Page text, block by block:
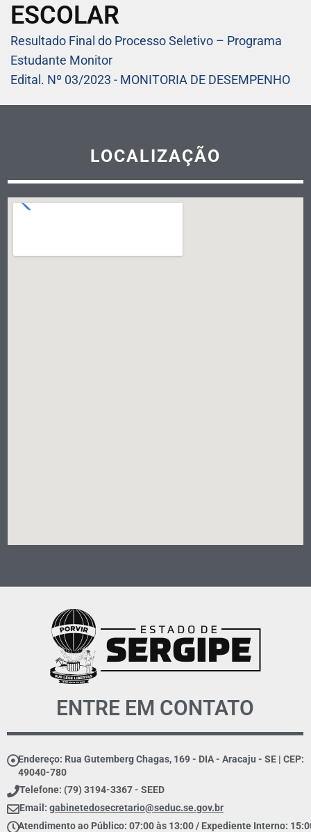
ESCOLAR
Resultado Final do Processo Seletivo – Programa
Estudante Monitor
Edital. Nº 03/2023 - MONITORIA DE DESEMPENHO
LOCALIZAÇÃO
ENTRE EM CONTATO
Endereço: Rua Gutemberg Chagas, 169 - DIA - Aracaju - SE | CEP:
49040-780
Telefone: (79) 3194-3367 - SEED
Email: gabinetedosecretario@seduc.se.gov.br
Atendimento ao Público: 07:00 às 13:00 / Expediente Interno: